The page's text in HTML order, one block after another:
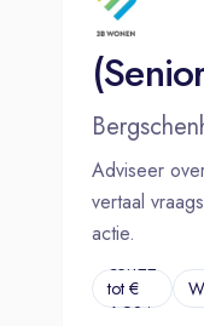
Adviseer
vertaal
actie.
€5.122
tot €
6.924